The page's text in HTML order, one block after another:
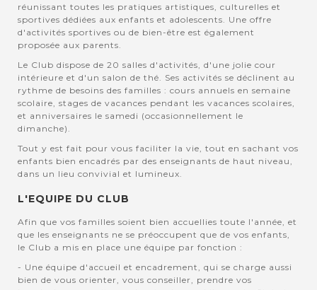
réunissant toutes les pratiques artistiques, culturelles et
sportives dédiées aux enfants et adolescents. Une offre
d'activités sportives ou de bien-être est également
proposée aux parents.
Le Club dispose de 20 salles d'activités, d'une jolie cour
intérieure et d'un salon de thé. Ses activités se déclinent au
rythme de besoins des familles : cours annuels en semaine
scolaire, stages de vacances pendant les vacances scolaires,
et anniversaires le samedi (occasionnellement le
dimanche).
Tout y est fait pour vous faciliter la vie, tout en sachant vos
enfants bien encadrés par des enseignants de haut niveau,
dans un lieu convivial et lumineux.
L'EQUIPE DU CLUB
Afin que vos familles soient bien accuellies toute l'année, et
que les enseignants ne se préoccupent que de vos enfants,
le Club a mis en place une équipe par fonction :
- Une équipe d'accueil et encadrement, qui se charge aussi
bien de vous orienter, vous conseiller, prendre vos